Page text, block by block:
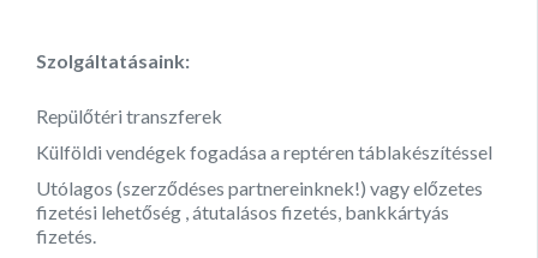
Szolgáltatásaink:
Repülőtéri transzferek
Külföldi vendégek fogadása a reptéren táblakészítéssel
Utólagos (szerződéses partnereinknek!) vagy előzetes
fizetési lehetőség , átutalásos fizetés, bankkártyás
fizetés.